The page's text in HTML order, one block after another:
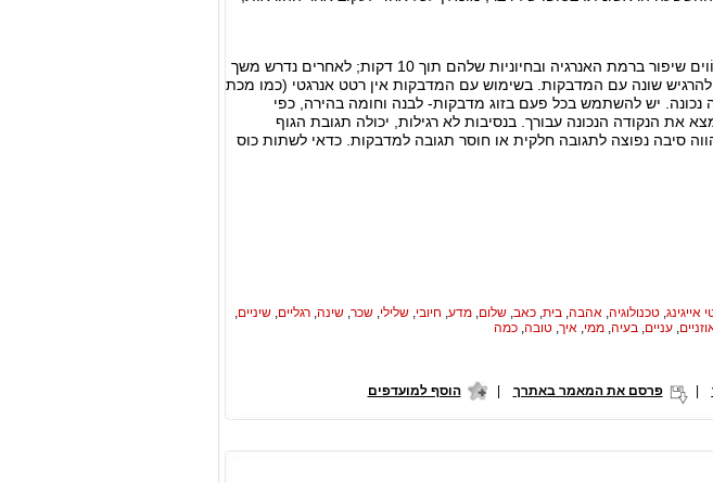
יותר מ-85% ממשתמשי מדבקות האנרגיה של LifeWave חוֹוים שיפור ברמת האנרגיה ובחיוניות שלהם תוך 10 דקות; לאחרים נדרש משך
להרגיש שונה עם המדבקות. בשימוש עם המדבקות אין רטט אנרגטי (כמו מכת
יש להשתמש בכל פעם בזוג מדבקות- לבנה וחומה בהירה, כפי
הנקודה הנכונה עבורך. בנסיבות לא רגילות, יכולה תגובת הגוף
סיבה נפוצה לתגובה חלקית או חוסר תגובה למדבקות. כדאי לשתות כוס
אייגינג, טכנולוגיה, אהבה, בית, כאב, שלום, מדע, חיובי, שלילי, שכר, שינה, רגליים, שיניים,
, עניים, בעיה, ממי, איך, טובה, כמה
פרסם את המאמר באתרך | הוסף למועדפים